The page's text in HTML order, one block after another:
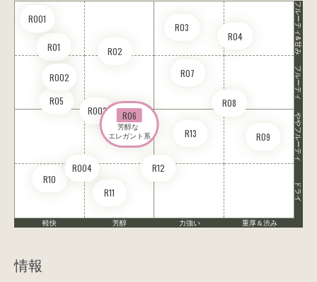
R01 R02
R03
R04
R05
R06
芳醇な
エレガント系
R07
R08
R09
R10
R11
R12
R13
RO01
RO02
RO03
RO04
フルーティ&甘み
フルーティ
ややフルーティ
ドライ
軽快 芳醇 力強い 重厚＆渋み
情報